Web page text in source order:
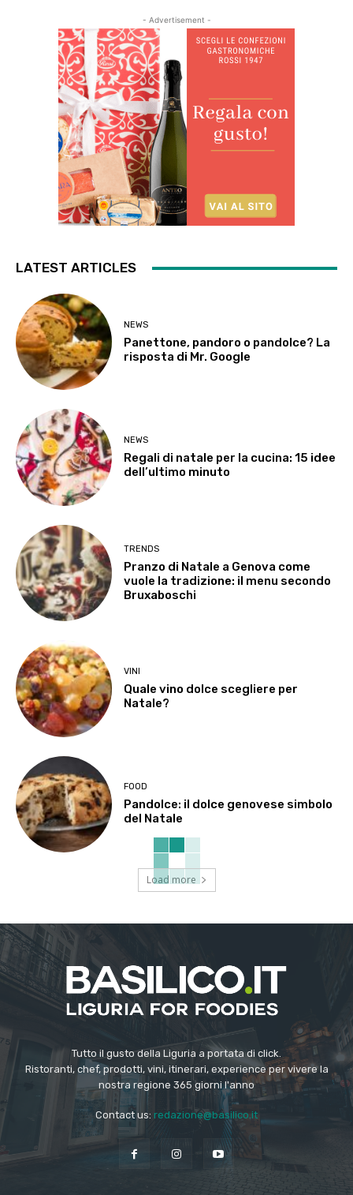
- Advertisement -
LATEST ARTICLES
NEWS
Panettone, pandoro o pandolce? La
risposta di Mr. Google
NEWS
Regali di natale per la cucina: 15 idee
dell’ultimo minuto
TRENDS
Pranzo di Natale a Genova come
vuole la tradizione: il menu secondo
Bruxaboschi
VINI
Quale vino dolce scegliere per
Natale?
FOOD
Pandolce: il dolce genovese simbolo
del Natale
Load more
Tutto il gusto della Liguria a portata di click.
Ristoranti, chef, prodotti, vini, itinerari, experience per vivere la
nostra regione 365 giorni l'anno
Contact us: redazione@basilico.it